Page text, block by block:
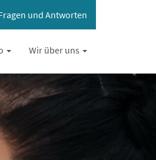
und Antworten
Wir über uns